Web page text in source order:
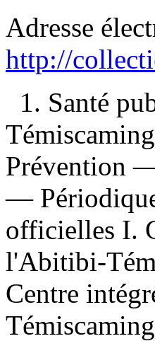
Adresse
http://
1. Santé
Prévention
—
officielles I.
l'Abitibi-
Centre